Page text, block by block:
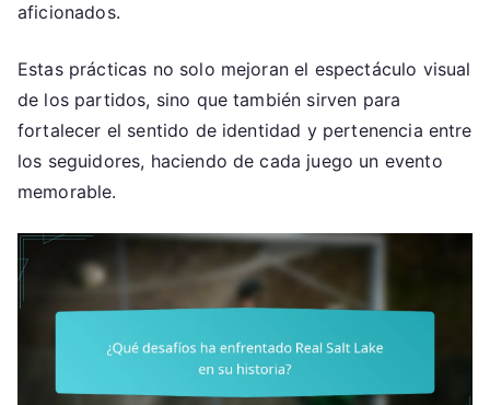
aficionados.
Estas prácticas no solo mejoran el espectáculo visual
de los partidos, sino que también sirven para
fortalecer el sentido de identidad y pertenencia entre
los seguidores, haciendo de cada juego un evento
memorable.